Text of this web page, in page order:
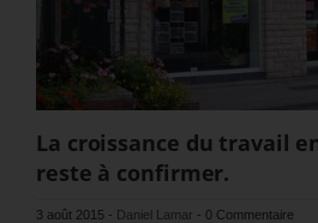
La croissance du travail
reste à confirmer.
3 août 2015 - Daniel Lamar - 0 Commentaire